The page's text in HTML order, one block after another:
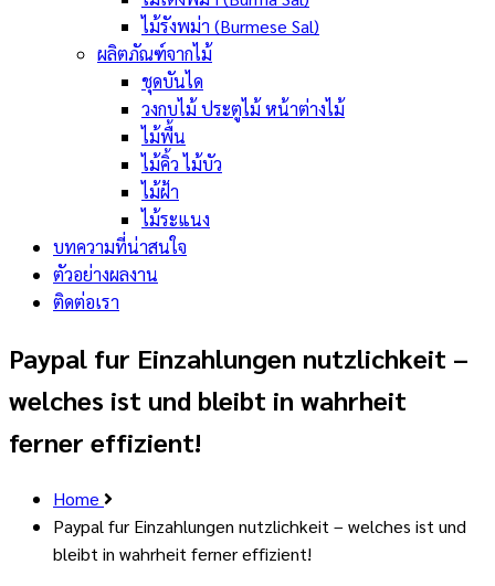
ไม้รังพม่า (Burmese Sal)
ผลิตภัณฑ์จากไม้
ชุดบันได
วงกบไม้ ประตูไม้ หน้าต่างไม้
ไม้พื้น
ไม้คิ้ว ไม้บัว
ไม้ฝ้า
ไม้ระแนง
บทความที่น่าสนใจ
ตัวอย่างผลงาน
ติดต่อเรา
Paypal fur Einzahlungen nutzlichkeit –
welches ist und bleibt in wahrheit
ferner effizient!
Home
Paypal fur Einzahlungen nutzlichkeit – welches ist und
bleibt in wahrheit ferner effizient!